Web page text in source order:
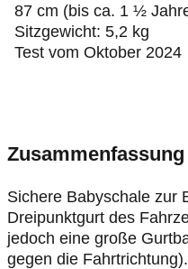
87 cm (bis ca. 1 ½
Sitzgewicht: 5,2 kg
Test vom Oktober 2024
Zusammenfassung
Sichere Babyschale zur
Dreipunktgurt des
jedoch eine große
gegen die Fahrtrichtung).